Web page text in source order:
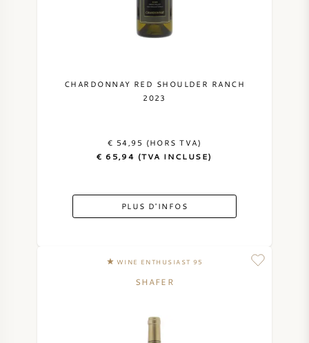
CHARDONNAY RED SHOULDER RANCH
2023
€ 54,95 (HORS TVA)
€ 65,94 (TVA INCLUSE)
PLUS D'INFOS
WINE ENTHUSIAST 95
SHAFER